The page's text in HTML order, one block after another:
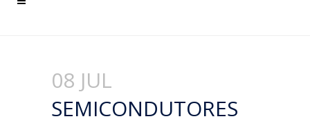
08 JUL
SEMICONDUTORES